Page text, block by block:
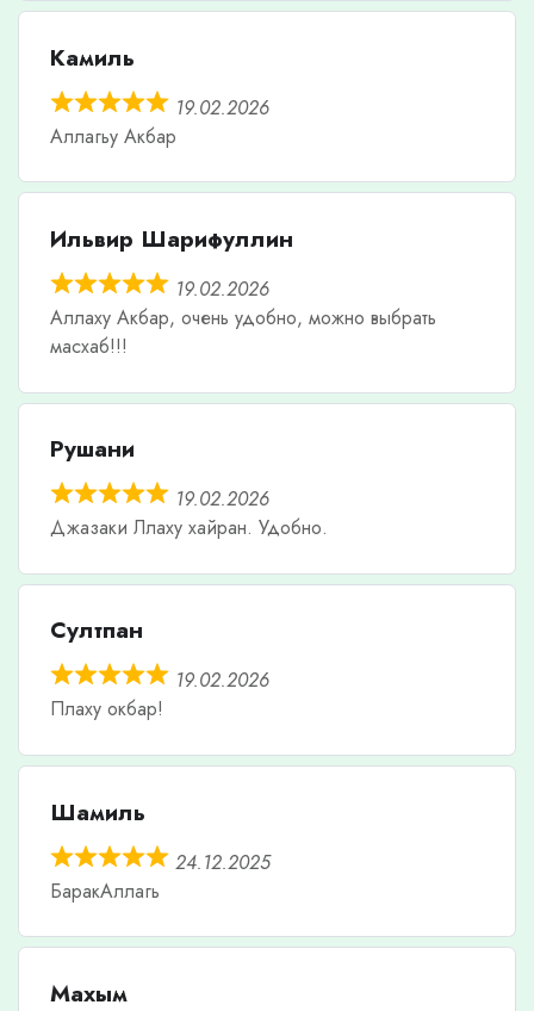
Камиль
19.02.2026
Аллагьу Акбар
Ильвир Шарифуллин
19.02.2026
Аллаху Акбар, очень удобно, можно выбрать
масхаб!!!
Рушани
19.02.2026
Джазаки Ллаху хайран. Удобно.
Султпан
19.02.2026
Плаху окбар!
Шамиль
24.12.2025
БаракАллагь
Махым